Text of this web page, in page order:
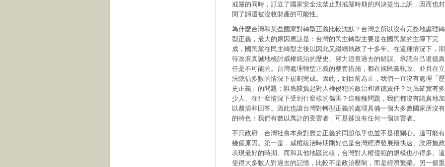
戒嚴的同時，訂立了國家安全法禁止對戒嚴時期的判決提出上訴，因而也封
閉了歸還被沒收財產的可能性。
為什麼台灣和某些國家對轉型正義比較沈默？台灣之所以沒有完整地處理轉
型正義，最大的原因應該是：台灣的民主轉型主要是在國民黨的主導下完
成，國民黨在民主轉型之後以因此又繼續執政了十多年。在這種情況下，期
待政府真誠地檢討威權統治的歷史、努力追查過去的錯誤、承認自己道德責
任是不可能的。台灣處理轉型正義的整套措施，都在國民黨執政、並且在立
法院佔多數的情況下規劃完成。因此，到目前為止，我們一直沒有處理「歷
史正義」的問題：誰應該負起對人權侵犯的政治和道德責任？到底確實有多
少人、在什麼情況下受到什麼樣的傷害？這種種問題，我們都沒有認真地加
以釐清和回答。因此也讓台灣對轉型正義的處理具備一個大多數國家所沒有
的特色：我們有數以萬計的受害者，可是卻沒有任何一個加害者。
不只政府，台灣社會本身對歷史正義的問題似乎也並不是很關心。這可能有
幾個原因。第一是，威權統治時期剛好也是台灣經濟發展最快速、政府施政
表現最好的時期。而和其他地區比較，台灣對人權侵犯的規模也小得多。這
使得大多數人對過去的記憶，比較不是政治壓制，而是經濟繁榮。另一個重